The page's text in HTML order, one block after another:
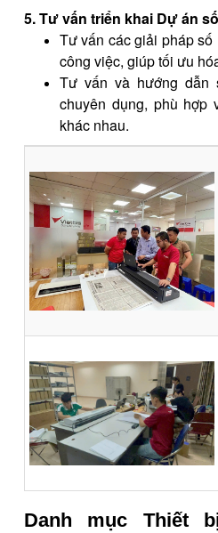
5. Tư vấn triển khai Dự án
Tư vấn các giải pháp
công việc, giúp tối ưu
Tư vấn và hướng dẫn
chuyên dụng, phù hợp
khác nhau.
Danh mục Thiết